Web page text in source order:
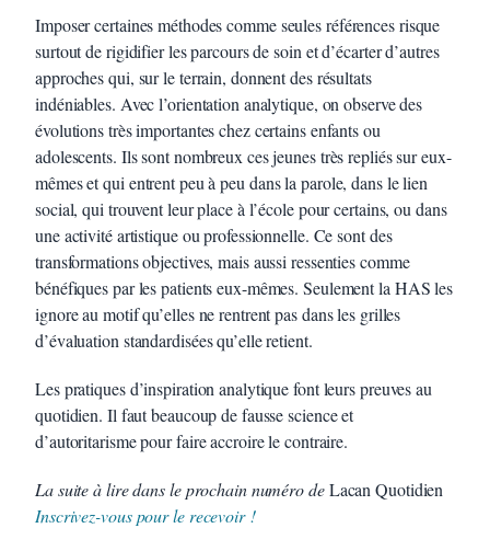
Imposer certaines méthodes comme seules références risque
surtout de rigidifier les parcours de soin et d’écarter d’autres
approches qui, sur le terrain, donnent des résultats
indéniables. Avec l’orientation analytique, on observe des
évolutions très importantes chez certains enfants ou
adolescents. Ils sont nombreux ces jeunes très repliés sur eux-
mêmes et qui entrent peu à peu dans la parole, dans le lien
social, qui trouvent leur place à l’école pour certains, ou dans
une activité artistique ou professionnelle. Ce sont des
transformations objectives, mais aussi ressenties comme
bénéfiques par les patients eux-mêmes. Seulement la HAS les
ignore au motif qu’elles ne rentrent pas dans les grilles
d’évaluation standardisées qu’elle retient.
Les pratiques d’inspiration analytique font leurs preuves au
quotidien. Il faut beaucoup de fausse science et
d’autoritarisme pour faire accroire le contraire.
La suite à lire dans le prochain numéro deLacan Quotidien
Inscrivez-vous pour le recevoir !